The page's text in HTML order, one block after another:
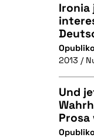
Ironia
2013 /
Und